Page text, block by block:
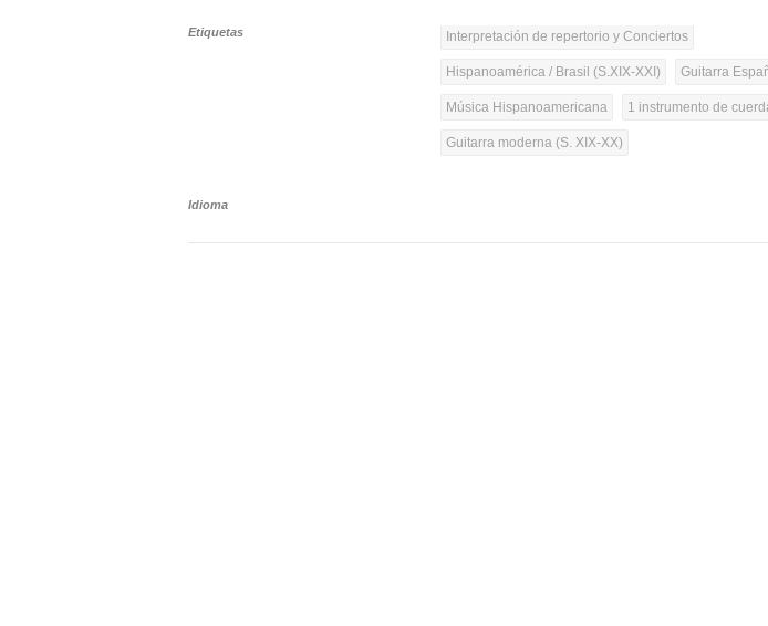
Etiquetas Interpretación de repertorio y Conciertos
Hispanoamérica / Brasil (S.XIX-XXI) Guitarra
Música Hispanoamericana 1 instrumento de
Guitarra moderna (S. XIX-XX)
Idioma